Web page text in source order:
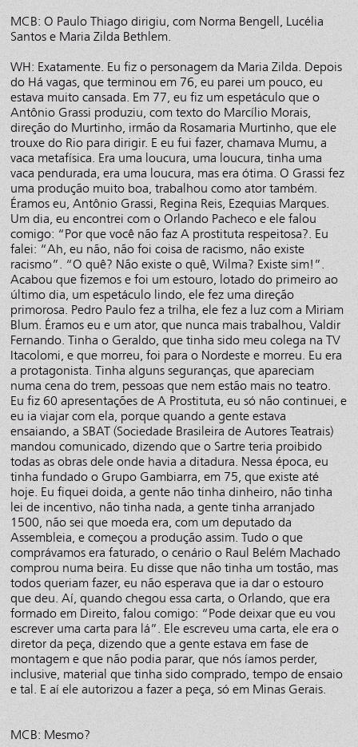
MCB: O Paulo Thiago dirigiu, com Norma Bengell, Lucélia
Santos e Maria Zilda Bethlem.
WH: Exatamente. Eu fiz o personagem da Maria Zilda. Depois
do Há vagas, que terminou em 76, eu parei um pouco, eu
estava muito cansada. Em 77, eu fiz um espetáculo que o
Antônio Grassi produziu, com texto do Marcílio Morais,
direção do Murtinho, irmão da Rosamaria Murtinho, que ele
trouxe do Rio para dirigir. E eu fui fazer, chamava Mumu, a
vaca metafísica. Era uma loucura, uma loucura, tinha uma
vaca pendurada, era uma loucura, mas era ótima. O Grassi fez
uma produção muito boa, trabalhou como ator também.
Éramos eu, Antônio Grassi, Regina Reis, Ezequias Marques.
Um dia, eu encontrei com o Orlando Pacheco e ele falou
comigo: “Por que você não faz A prostituta respeitosa?. Eu
falei: “Ah, eu não, não foi coisa de racismo, não existe
racismo”. “O quê? Não existe o quê, Wilma? Existe sim!”.
Acabou que fizemos e foi um estouro, lotado do primeiro ao
último dia, um espetáculo lindo, ele fez uma direção
primorosa. Pedro Paulo fez a trilha, ele fez a luz com a Miriam
Blum. Éramos eu e um ator, que nunca mais trabalhou, Valdir
Fernando. Tinha o Geraldo, que tinha sido meu colega na TV
Itacolomi, e que morreu, foi para o Nordeste e morreu. Eu era
a protagonista. Tinha alguns seguranças, que apareciam
numa cena do trem, pessoas que nem estão mais no teatro.
Eu fiz 60 apresentações de A Prostituta, eu só não continuei, e
eu ia viajar com ela, porque quando a gente estava
ensaiando, a SBAT (Sociedade Brasileira de Autores Teatrais)
mandou comunicado, dizendo que o Sartre teria proibido
todas as obras dele onde havia a ditadura. Nessa época, eu
tinha fundado o Grupo Gambiarra, em 75, que existe até
hoje. Eu fiquei doida, a gente não tinha dinheiro, não tinha
lei de incentivo, não tinha nada, a gente tinha arranjado
1500, não sei que moeda era, com um deputado da
Assembleia, e começou a produção assim. Tudo o que
comprávamos era faturado, o cenário o Raul Belém Machado
comprou numa beira. Eu disse que não tinha um tostão, mas
todos queriam fazer, eu não esperava que ia dar o estouro
que deu. Aí, quando chegou essa carta, o Orlando, que era
formado em Direito, falou comigo: “Pode deixar que eu vou
escrever uma carta para lá”. Ele escreveu uma carta, ele era o
diretor da peça, dizendo que a gente estava em fase de
montagem e que não podia parar, que nós íamos perder,
inclusive, material que tinha sido comprado, tempo de ensaio
e tal. E aí ele autorizou a fazer a peça, só em Minas Gerais.
MCB: Mesmo?